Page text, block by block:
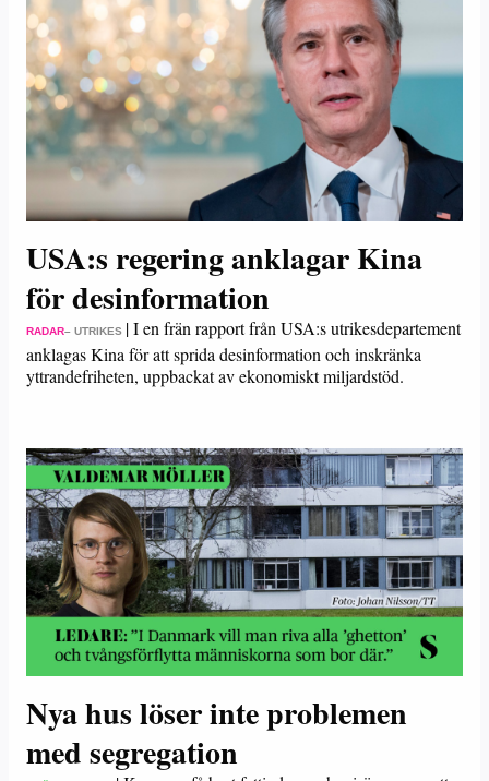
USA:s regering anklagar Kina
för desinformation
RADAR– UTRIKES |I en frän rapport från USA:s utrikesdepartement
anklagas Kina för att sprida desinformation och inskränka
yttrandefriheten, uppbackat av ekonomiskt miljardstöd.
Nya hus löser inte problemen
med segregation